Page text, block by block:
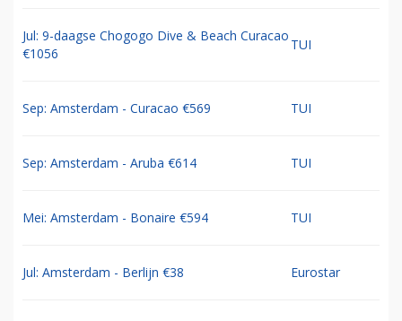
Jul: 9-daagse Chogogo Dive & Beach Curacao
€1056
TUI
Sep: Amsterdam - Curacao €569 TUI
Sep: Amsterdam - Aruba €614 TUI
Mei: Amsterdam - Bonaire €594 TUI
Jul: Amsterdam - Berlijn €38 Eurostar